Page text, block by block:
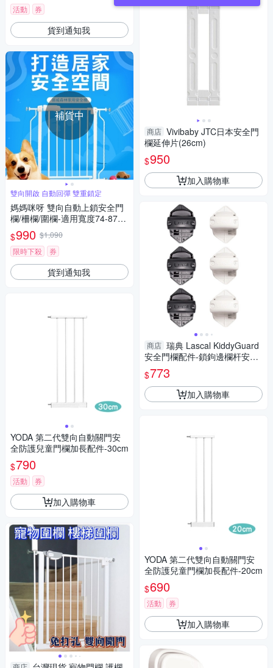
活動 券
貨到通知我
補貨中
雙向開啟 自動回彈 雙重鎖定
媽媽咪呀 雙向自動上鎖安全門
欄/柵欄/圍欄-適用寬度74-87c
m(加強穩固款)
$990 $1,090
限時下殺
券
貨到通知我
YODA 第二代雙向自動關門安
全防護兒童門欄加長配件-30cm
$790
活動 券
加入購物車
商店 Vivibaby JTC日本安全門
欄延伸片(26cm)
$950
加入購物車
商店 瑞典 Lascal KiddyGuard
安全門欄配件-鎖鉤邊欄杆安裝
套件(黑/白)(3入)
$773
加入購物車
YODA 第二代雙向自動關門安
全防護兒童門欄加長配件-20cm
$690
活動 券
加入購物車